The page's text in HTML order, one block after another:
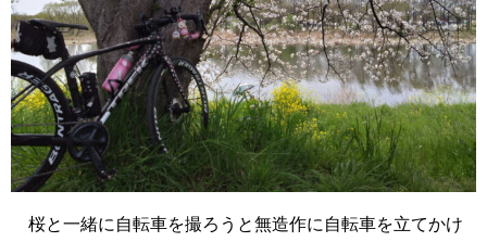
桜と一緒に自転車を撮ろうと無造作に自転車を立てかけ